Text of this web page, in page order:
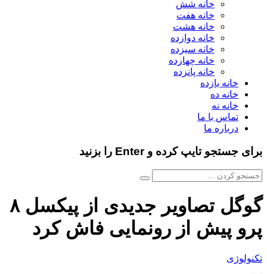
خانه شش
خانه هفت
خانه هشت
خانه دوازده
خانه سیزده
خانه چهارده
خانه پانزده
خانه یازده
خانه ده
خانه نه
تماس با ما
درباره ما
برای جستجو تایپ کرده و Enter را بزنید
گوگل تصاویر جدیدی از پیکسل ۸
پرو پیش از رونمایی فاش کرد
تکنولوژی